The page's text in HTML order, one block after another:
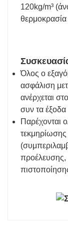
120kg/m³
Όλος ο
ασφάλιση
ανέρχεται
συν τα
Παρέχονται
προέλευσης,